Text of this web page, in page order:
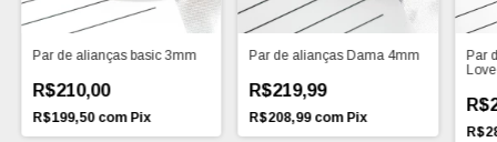
Par de alianças basic 3mm
R$210,00
R$199,50 com Pix
Par de alianças Dama 4mm
R$219,99
R$208,99 com Pix
Par